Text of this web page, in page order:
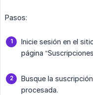
Pasos:
Inicie sesión en el
página
Busque la
procesada.